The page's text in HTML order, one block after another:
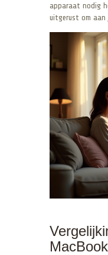
apparaat nodig
uitgerust om aan